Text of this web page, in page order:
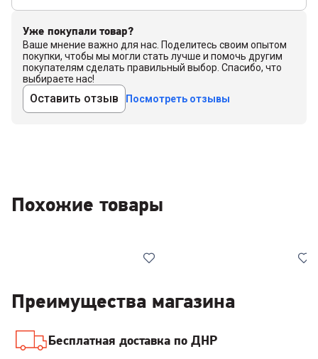
Уже покупали товар?
Ваше мнение важно для нас. Поделитесь своим опытом
покупки, чтобы мы могли стать лучше и помочь другим
покупателям сделать правильный выбор. Спасибо, что
выбираете нас!
Оставить отзыв Посмотреть отзывы
Похожие товары
Преимущества магазина
Бесплатная доставка по ДНР